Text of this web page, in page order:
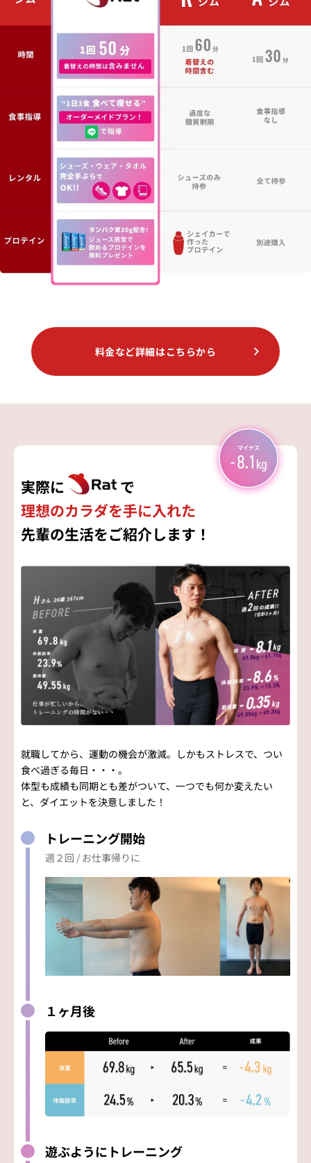
料金など詳細はこちらから
実際に
で
理想のカラダを手に入れた
先輩の生活をご紹介します！
就職してから、運動の機会が激減。しかもストレスで、つい
食べ過ぎる毎日・・・。
体型も成績も同期とも差がついて、一つでも何か変えたい
と、ダイエットを決意しました！
トレーニング開始
週２回 / お仕事帰りに
１ヶ月後
遊ぶようにトレーニング